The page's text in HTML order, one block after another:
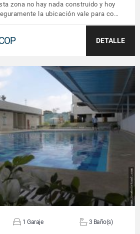
zona no hay nada construido y hoy
la ubicación vale para co…
DETALLE
VER DETALLES
1 Garaje 3 Baño(s)